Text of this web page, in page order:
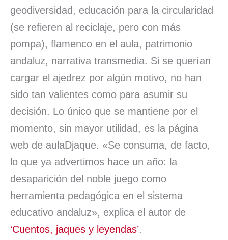
geodiversidad, educación para la circularidad
(se refieren al reciclaje, pero con más
pompa), flamenco en el aula, patrimonio
andaluz, narrativa transmedia. Si se querían
cargar el ajedrez por algún motivo, no han
sido tan valientes como para asumir su
decisión. Lo único que se mantiene por el
momento, sin mayor utilidad, es la página
web de aulaDjaque. «Se consuma, de facto,
lo que ya advertimos hace un año: la
desaparición del noble juego como
herramienta pedagógica en el sistema
educativo andaluz», explica el autor de
‘Cuentos, jaques y leyendas’.